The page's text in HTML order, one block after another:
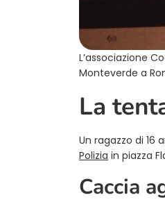
L’associazione
Monteverde a
La
Un ragazzo di
Polizia in piazza
Caccia